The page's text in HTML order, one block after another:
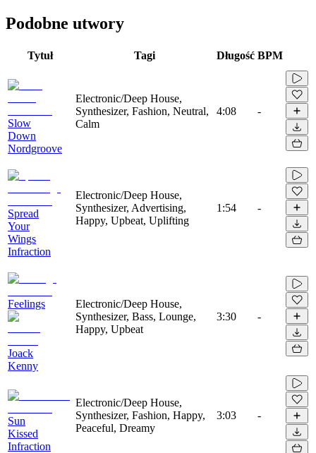
Podobne utwory
Tytuł Tagi Długość BPM
Slow
Down
Nordgroove
Electronic/Deep House,
Synthesizer, Fashion, Neutral,
Calm
4:08 -
Spread
Your
Wings
Infraction
Electronic/Deep House,
Synthesizer, Advertising,
Happy, Upbeat, Uplifting
1:54 -
Feelings
Joack
Kenny
Electronic/Deep House,
Synthesizer, Bass, Lounge,
Happy, Upbeat
3:30 -
Sun
Kissed
Infraction
Electronic/Deep House,
Synthesizer, Fashion, Happy,
Peaceful, Dreamy
3:03 -